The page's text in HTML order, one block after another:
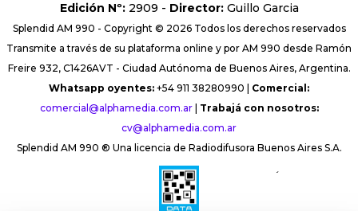
Edición Nº:2909 - Director:Guillo Garcia
Splendid AM 990 - Copyright © 2026 Todos los derechos reservados
Transmite a través de su plataforma online y por AM 990 desde Ramón
Freire 932, C1426AVT - Ciudad Autónoma de Buenos Aires, Argentina.
Whatsapp oyentes: +54 911 38280990 | Comercial:
comercial@alphamedia.com.ar| Trabajá con nosotros:
cv@alphamedia.com.ar
Splendid AM 990 ® Una licencia de Radiodifusora Buenos Aires S.A.
´